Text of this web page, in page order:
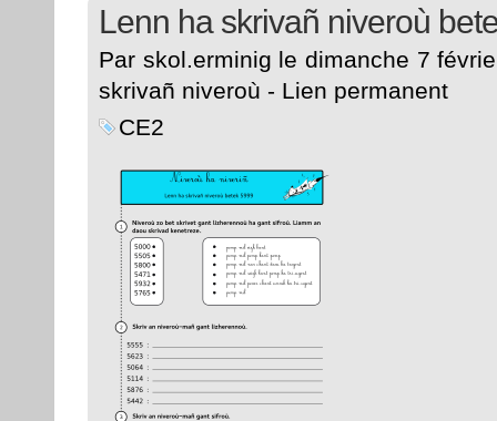
Lenn ha skrivañ niveroù
Par skol.erminig le dimanche 7
skrivañ niveroù - Lien permanent
CE2